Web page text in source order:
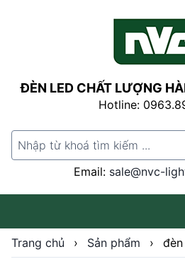
ĐÈN LED CHẤT LƯỢNG
Hotline:
Search for:
Email: sale@nvc-
Trang chủ › Sản phẩm ›